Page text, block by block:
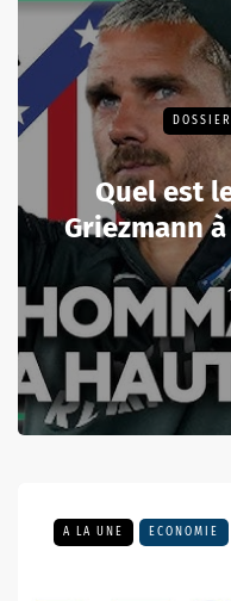
Quel est
Griezmann
A LA UNE ECONOMIE